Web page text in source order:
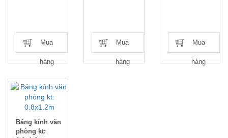
Mua
hàng
Mua
hàng
Mua
hàng
Bảng kính văn
phòng kt: